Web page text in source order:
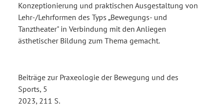
Konzeptionierung und praktischen Ausgestaltung von
Lehr-/Lehrformen des Typs „Bewegungs- und
Tanztheater" in Verbindung mit den Anliegen
ästhetischer Bildung zum Thema gemacht.
Beiträge zur Praxeologie der Bewegung und des
Sports, 5
2023, 211 S.